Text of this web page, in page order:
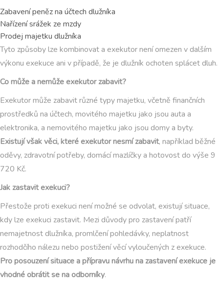
Zabavení peněz na účtech dlužníka
Nařízení srážek ze mzdy
Prodej majetku dlužníka
Tyto způsoby lze kombinovat a exekutor není omezen v dalším
výkonu exekuce ani v případě, že je dlužník ochoten splácet dluh.
Co může a nemůže exekutor zabavit?
Exekutor může zabavit různé typy majetku, včetně finančních
prostředků na účtech, movitého majetku jako jsou auta a
elektronika, a nemovitého majetku jako jsou domy a byty.
Existují však věci, které exekutor nesmí zabavit, například běžné
oděvy, zdravotní potřeby, domácí mazlíčky a hotovost do výše 9
720 Kč.
Jak zastavit exekuci?
Přestože proti exekuci není možné se odvolat, existují situace,
kdy lze exekuci zastavit. Mezi důvody pro zastavení patří
nemajetnost dlužníka, promlčení pohledávky, neplatnost
rozhodčího nálezu nebo postižení věcí vyloučených z exekuce.
Pro posouzení situace a přípravu návrhu na zastavení exekuce je
vhodné obrátit se na odborníky.